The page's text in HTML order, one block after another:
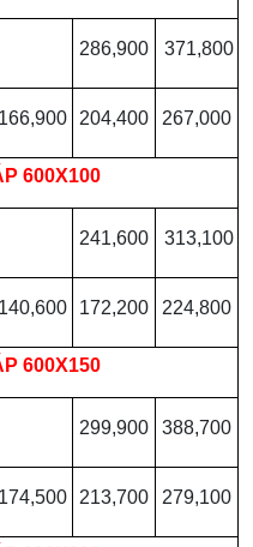
286,900 371,800
166,900 204,400 267,000
600X100
241,600 313,100
140,600 172,200 224,800
600X150
299,900 388,700
174,500 213,700 279,100